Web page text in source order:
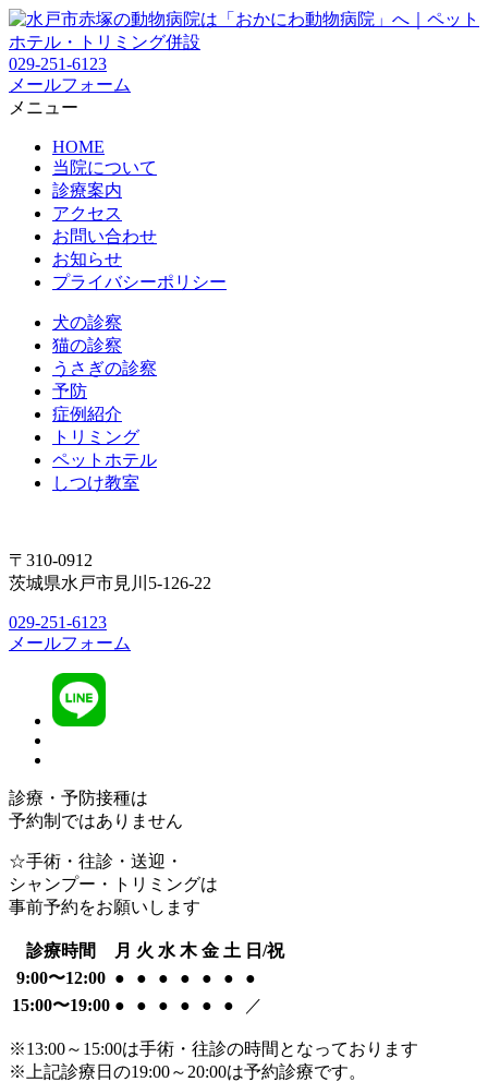
029-251-6123
メールフォーム
メニュー
HOME
当院について
診療案内
アクセス
お問い合わせ
お知らせ
プライバシーポリシー
犬の診察
猫の診察
うさぎの診察
予防
症例紹介
トリミング
ペットホテル
しつけ教室
〒310-0912
茨城県水戸市見川5-126-22
029-251-6123
メールフォーム
診療・予防接種は
予約制ではありません
☆手術・往診・送迎・
シャンプー・トリミングは
事前予約をお願いします
診療時間 月 火 水 木 金 土 日/祝
9:00〜12:00 ● ● ● ● ● ●
●
15:00〜19:00 ● ● ● ● ● ● ／
※13:00～15:00は手術・往診の時間となっております
※上記診療日の19:00～20:00は予約診療です。